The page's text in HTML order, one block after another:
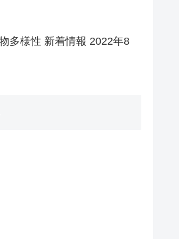
多様性 新着情報 2022年8